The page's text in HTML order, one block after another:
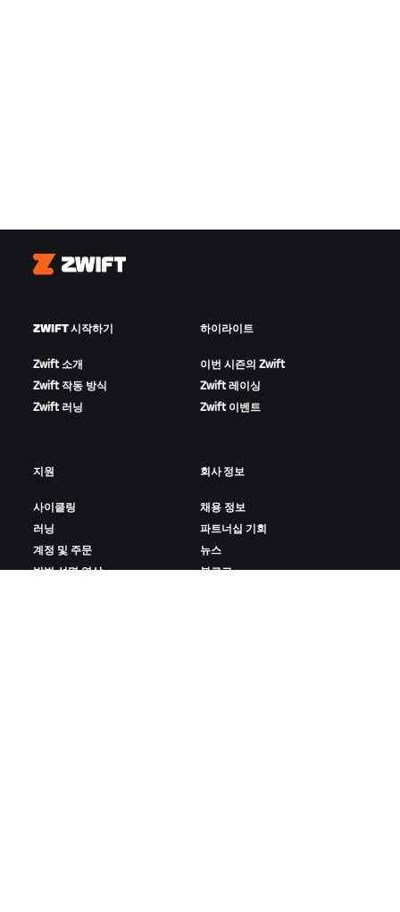
Zwift
ZWIFT 시작하기
Zwift 소개
Zwift 작동 방식
Zwift 러닝
하이라이트
이번 시즌의 Zwift
Zwift 레이싱
Zwift 이벤트
지원
사이클링
러닝
계정 및 주문
방법 설명 영상
회사 정보
채용 정보
파트너십 기회
뉴스
블로그